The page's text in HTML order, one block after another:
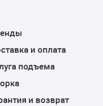
и оплата
подъема
и возврат